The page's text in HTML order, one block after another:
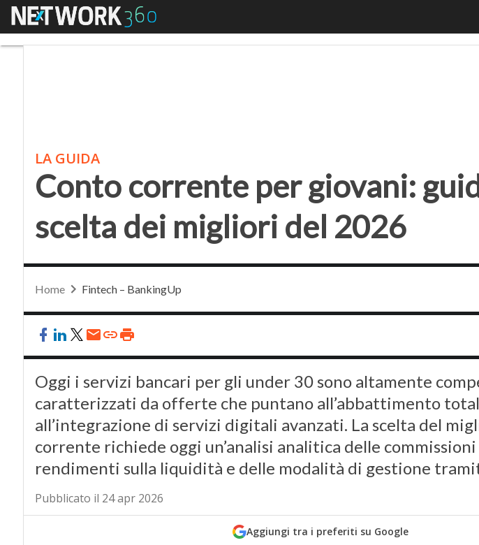
Menu
LA GUIDA
Conto corrente per giovani:
scelta dei migliori del 2026
Home Fintech – BankingUp
Oggi i servizi bancari per gli under 30 sono altamente
caratterizzati da offerte che puntano all’abbattimento
all’integrazione di servizi digitali avanzati. La scelta del
corrente richiede oggi un’analisi analitica delle
rendimenti sulla liquidità e delle modalità di gestione
Pubblicato il 24 apr 2026
Aggiungi tra i preferiti su Google